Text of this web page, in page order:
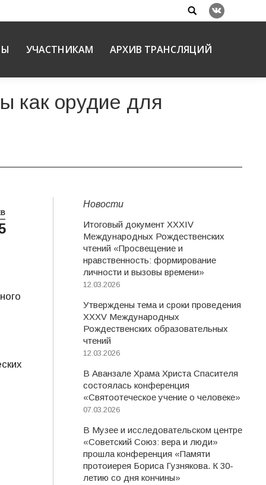
Search:
Вконтакте
УЧАСТНИКАМ АРХИВ ТРАНСЛЯЦИЙ
как орудие для
Новости
Итоговый документ XXХIV
Международных Рождественских
чтений «Просвещение и
нравственность: формирование
личности и вызовы времени»
12.03.2026
Утверждены тема и сроки проведения
XXXV Международных
Рождественских образовательных
чтений
12.03.2026
В Аванзале Храма Христа Спасителя
состоялась конференция
«Святоотеческое учение о человеке»
07.03.2026
В Музее и исследовательском центре
«Советский Союз: вера и люди»
прошла конференция «Памяти
протоиерея Бориса Гузнякова. К 30-
летию со дня кончины»